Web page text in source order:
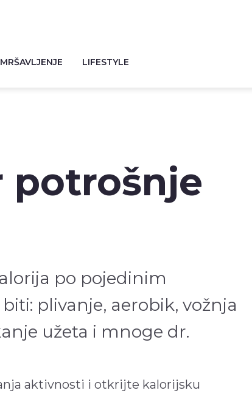
MRŠAVLJENJE LIFESTYLE
potrošnje
po pojedinim
plivanje, aerobik, vožnja
užeta i mnoge dr.
aktivnosti i otkrijte kalorijsku